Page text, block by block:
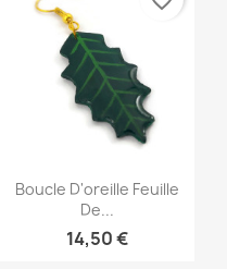
Aperçu rapide
Boucle D'oreille Feuille
De...
14,50 €